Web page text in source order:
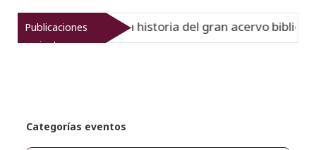
Publicaciones
recientes
Virreinato muestra la historia del gran acervo
Categorías eventos